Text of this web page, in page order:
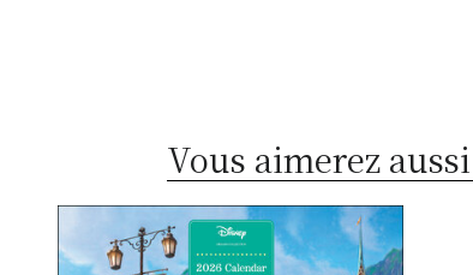
Vous aimerez aussi